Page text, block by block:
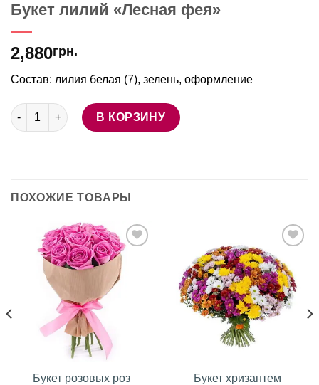
Букет лилий «Лесная фея»
2,880грн.
Состав: лилия белая (7), зелень, оформление
Количество товара Букет лилий "Лесная фея"
В КОРЗИНУ
ПОХОЖИЕ ТОВАРЫ
В
избранное
Букет розовых роз
В
избранное
Букет хризантем